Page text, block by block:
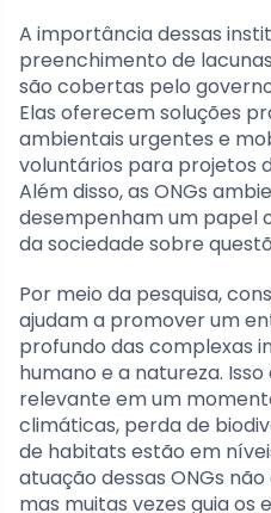
A importância dessas
preenchimento de
são cobertas pelo
Elas oferecem soluções
ambientais urgentes e
voluntários para projetos
Além disso, as ONGs
desempenham um papel
da sociedade sobre
Por meio da pesquisa,
ajudam a promover um
profundo das complexas
humano e a natureza.
relevante em um
climáticas, perda de
de habitats estão em
atuação dessas ONGs
mas muitas vezes guia